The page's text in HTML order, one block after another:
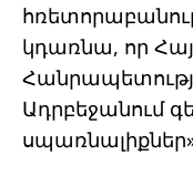
կդառնա, որ
Ադրբեջանում